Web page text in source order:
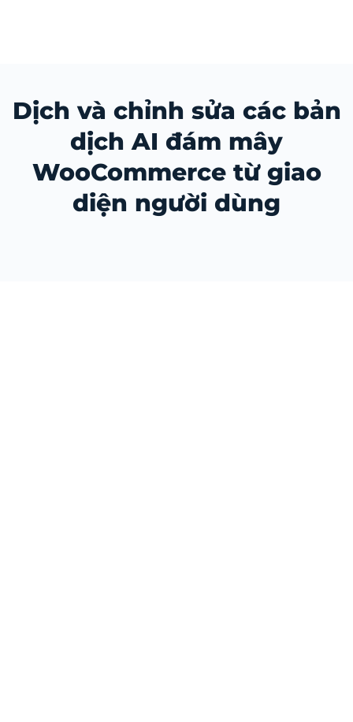
Dịch và chỉnh sửa các bản
dịch AI đám mây
WooCommerce từ giao
diện người dùng